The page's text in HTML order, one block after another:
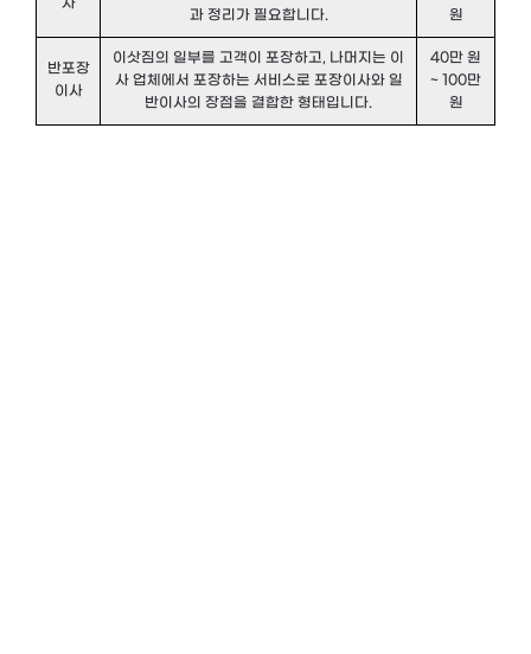
사
과 정리가 필요합니다.
원
반포장
이사
이삿짐의 일부를 고객이 포장하고, 나머지는 이
사 업체에서 포장하는 서비스로 포장이사와 일
반이사의 장점을 결합한 형태입니다.
40만 원
~ 100만
원